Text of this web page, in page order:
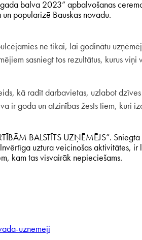
balva 2023” apbalvošanas
popularizē Bauskas novadu.
ne tikai, lai godinātu
sasniegt tos rezultātus, kurus viņi
kā radīt darbavietas, uzlabot dzīves
ir goda un atzinības žests tiem, kuri
BALSTĪTS UZŅĒMĒJS”. Sniegtā
uztura veicinošas aktivitātes, ir
kam tas visvairāk nepieciešams.
uznemeji